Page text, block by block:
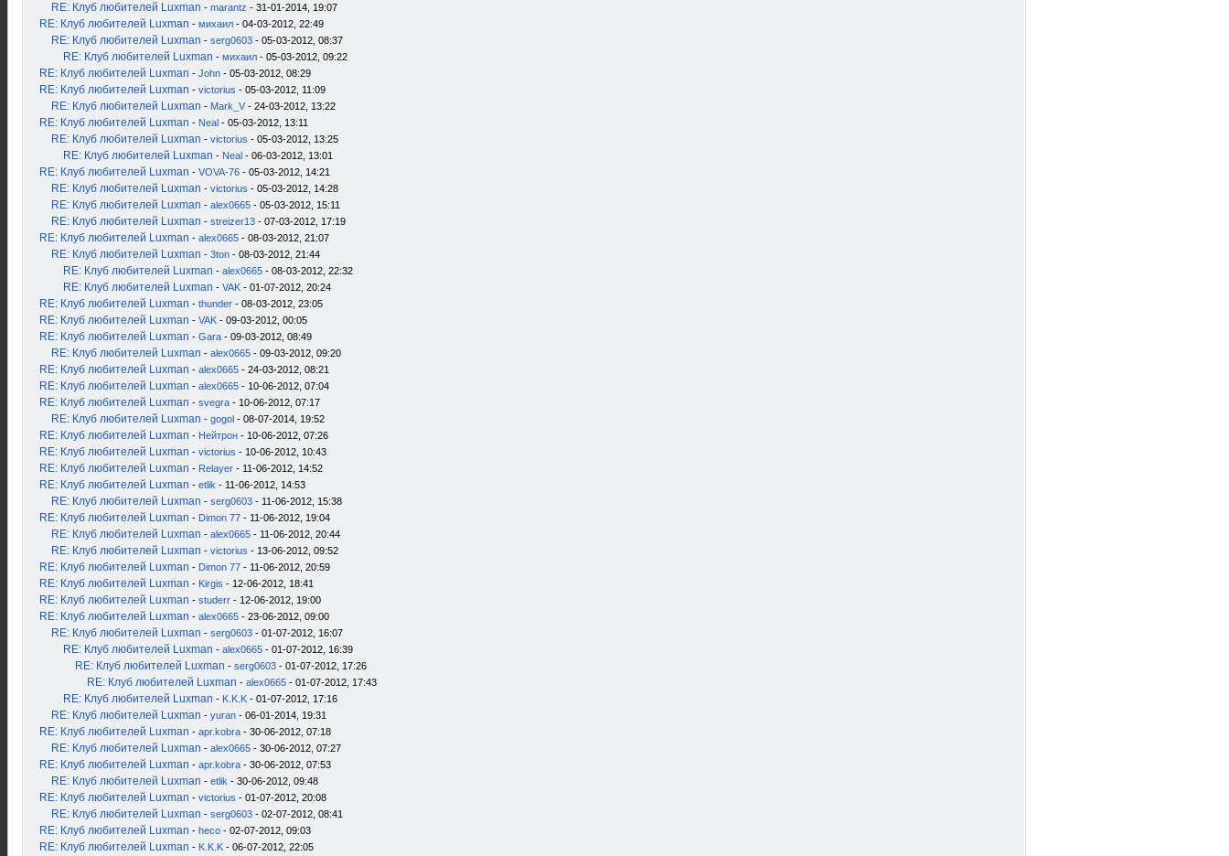
RE: Клуб любителей Luxman - marantz - 31-01-2014, 19:07
RE: Клуб любителей Luxman - михаил - 04-03-2012, 22:49
RE: Клуб любителей Luxman - serg0603 - 05-03-2012, 08:37
RE: Клуб любителей Luxman - михаил - 05-03-2012, 09:22
RE: Клуб любителей Luxman - John - 05-03-2012, 08:29
RE: Клуб любителей Luxman - victorius - 05-03-2012, 11:09
RE: Клуб любителей Luxman - Mark_V - 24-03-2012, 13:22
RE: Клуб любителей Luxman - Neal - 05-03-2012, 13:11
RE: Клуб любителей Luxman - victorius - 05-03-2012, 13:25
RE: Клуб любителей Luxman - Neal - 06-03-2012, 13:01
RE: Клуб любителей Luxman - VOVA-76 - 05-03-2012, 14:21
RE: Клуб любителей Luxman - victorius - 05-03-2012, 14:28
RE: Клуб любителей Luxman - alex0665 - 05-03-2012, 15:11
RE: Клуб любителей Luxman - streizer13 - 07-03-2012, 17:19
RE: Клуб любителей Luxman - alex0665 - 08-03-2012, 21:07
RE: Клуб любителей Luxman - 3ton - 08-03-2012, 21:44
RE: Клуб любителей Luxman - alex0665 - 08-03-2012, 22:32
RE: Клуб любителей Luxman - VAK - 01-07-2012, 20:24
RE: Клуб любителей Luxman - thunder - 08-03-2012, 23:05
RE: Клуб любителей Luxman - VAK - 09-03-2012, 00:05
RE: Клуб любителей Luxman - Gara - 09-03-2012, 08:49
RE: Клуб любителей Luxman - alex0665 - 09-03-2012, 09:20
RE: Клуб любителей Luxman - alex0665 - 24-03-2012, 08:21
RE: Клуб любителей Luxman - alex0665 - 10-06-2012, 07:04
RE: Клуб любителей Luxman - svegra - 10-06-2012, 07:17
RE: Клуб любителей Luxman - gogol - 08-07-2014, 19:52
RE: Клуб любителей Luxman - Нейтрон - 10-06-2012, 07:26
RE: Клуб любителей Luxman - victorius - 10-06-2012, 10:43
RE: Клуб любителей Luxman - Relayer - 11-06-2012, 14:52
RE: Клуб любителей Luxman - etlik - 11-06-2012, 14:53
RE: Клуб любителей Luxman - serg0603 - 11-06-2012, 15:38
RE: Клуб любителей Luxman - Dimon 77 - 11-06-2012, 19:04
RE: Клуб любителей Luxman - alex0665 - 11-06-2012, 20:44
RE: Клуб любителей Luxman - victorius - 13-06-2012, 09:52
RE: Клуб любителей Luxman - Dimon 77 - 11-06-2012, 20:59
RE: Клуб любителей Luxman - Kirgis - 12-06-2012, 18:41
RE: Клуб любителей Luxman - studerr - 12-06-2012, 19:00
RE: Клуб любителей Luxman - alex0665 - 23-06-2012, 09:00
RE: Клуб любителей Luxman - serg0603 - 01-07-2012, 16:07
RE: Клуб любителей Luxman - alex0665 - 01-07-2012, 16:39
RE: Клуб любителей Luxman - serg0603 - 01-07-2012, 17:26
RE: Клуб любителей Luxman - alex0665 - 01-07-2012, 17:43
RE: Клуб любителей Luxman - K.K.K - 01-07-2012, 17:16
RE: Клуб любителей Luxman - yuran - 06-01-2014, 19:31
RE: Клуб любителей Luxman - apr.kobra - 30-06-2012, 07:18
RE: Клуб любителей Luxman - alex0665 - 30-06-2012, 07:27
RE: Клуб любителей Luxman - apr.kobra - 30-06-2012, 07:53
RE: Клуб любителей Luxman - etlik - 30-06-2012, 09:48
RE: Клуб любителей Luxman - victorius - 01-07-2012, 20:08
RE: Клуб любителей Luxman - serg0603 - 02-07-2012, 08:41
RE: Клуб любителей Luxman - heco - 02-07-2012, 09:03
RE: Клуб любителей Luxman - K.K.K - 06-07-2012, 22:05